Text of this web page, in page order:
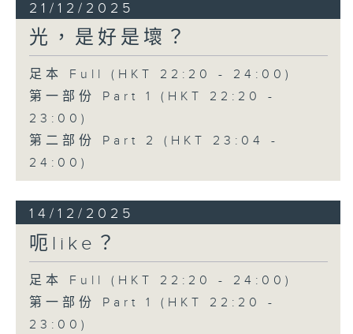
21/12/2025
光，是好是壞？
足本 Full (HKT 22:20 - 24:00)
第一部份 Part 1 (HKT 22:20 -
23:00)
第二部份 Part 2 (HKT 23:04 -
24:00)
14/12/2025
呃like？
足本 Full (HKT 22:20 - 24:00)
第一部份 Part 1 (HKT 22:20 -
23:00)